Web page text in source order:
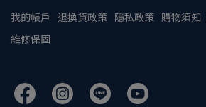
我的帳戶 退換貨政策 隱私政策 購物須知
維修保固